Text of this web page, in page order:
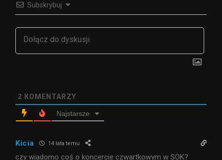
Subskrybuj
2 KOMENTARZY
Najstarsze
Kicia 14 lata temu
czy wiadomo coś o koncercie czwartkowym w SOK?